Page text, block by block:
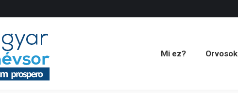
Mi ez? Orvosok
Mi ez? Orvosok